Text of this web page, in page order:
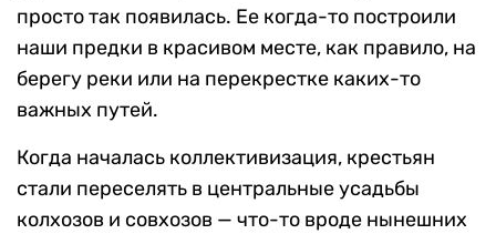
просто так появилась. Ее когда-то построили
наши предки в красивом месте, как правило, на
берегу реки или на перекрестке каких-то
важных путей.
Когда началась коллективизация, крестьян
стали переселять в центральные усадьбы
колхозов и совхозов — что-то вроде нынешних